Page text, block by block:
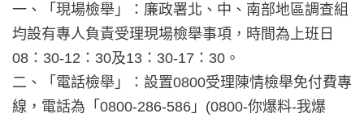
一、「現場檢舉」：廉政署北、中、南部地區調查組
均設有專人負責受理現場檢舉事項，時間為上班日
08：30-12：30及13：30-17：30。
二、「電話檢舉」：設置0800受理陳情檢舉免付費專
線，電話為「0800-286-586」(0800-你爆料-我爆